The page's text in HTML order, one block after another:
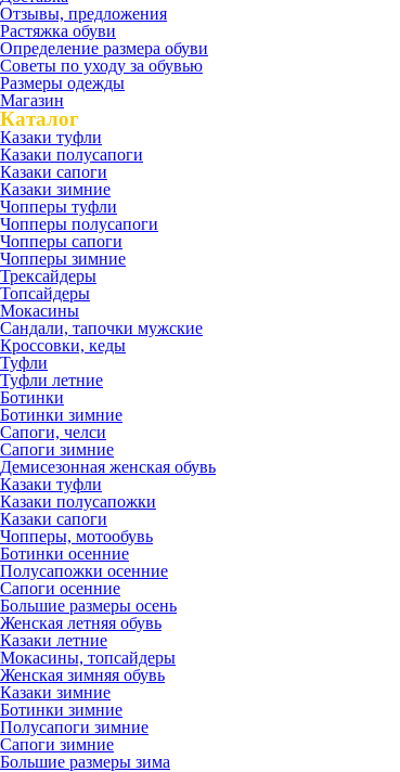
Отзывы, предложения
Растяжка обуви
Определение размера обуви
Советы по уходу за обувью
Размеры одежды
Магазин
Каталог
Казаки туфли
Казаки полусапоги
Казаки сапоги
Казаки зимние
Чопперы туфли
Чопперы полусапоги
Чопперы сапоги
Чопперы зимние
Трексайдеры
Топсайдеры
Мокасины
Сандали, тапочки мужские
Кроссовки, кеды
Туфли
Туфли летние
Ботинки
Ботинки зимние
Сапоги, челси
Сапоги зимние
Демисезонная женская обувь
Казаки туфли
Казаки полусапожки
Казаки сапоги
Чопперы, мотообувь
Ботинки осенние
Полусапожки осенние
Сапоги осенние
Большие размеры осень
Женская летняя обувь
Казаки летние
Мокасины, топсайдеры
Женская зимняя обувь
Казаки зимние
Ботинки зимние
Полусапоги зимние
Сапоги зимние
Большие размеры зима